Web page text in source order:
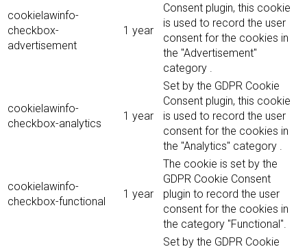
cookielawinfo-
checkbox-
advertisement
1 year
Consent plugin, this cookie
is used to record the user
consent for the cookies in
the "Advertisement"
category .
cookielawinfo-
checkbox-analytics
1 year
Set by the GDPR Cookie
Consent plugin, this cookie
is used to record the user
consent for the cookies in
the "Analytics" category .
cookielawinfo-
checkbox-functional
1 year
The cookie is set by the
GDPR Cookie Consent
plugin to record the user
consent for the cookies in
the category "Functional".
Set by the GDPR Cookie